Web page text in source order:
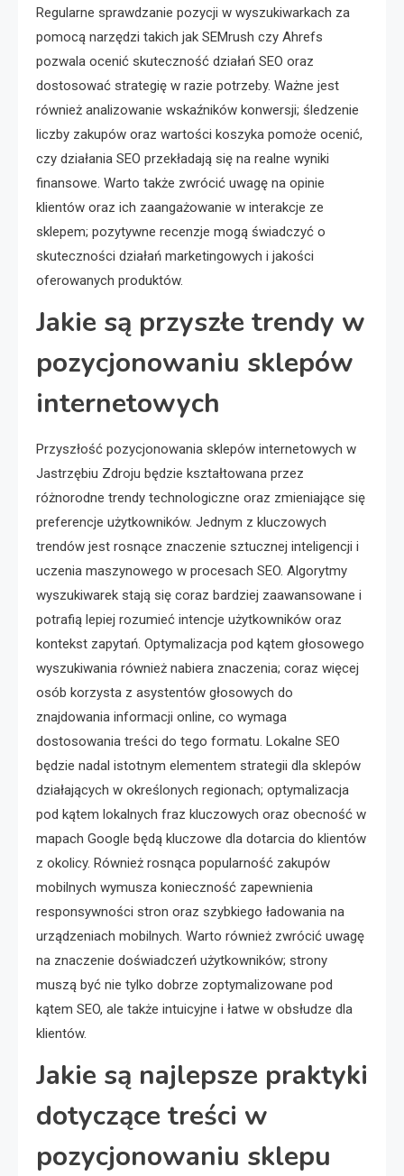
Regularne sprawdzanie pozycji w wyszukiwarkach za
pomocą narzędzi takich jak SEMrush czy Ahrefs
pozwala ocenić skuteczność działań SEO oraz
dostosować strategię w razie potrzeby. Ważne jest
również analizowanie wskaźników konwersji; śledzenie
liczby zakupów oraz wartości koszyka pomoże ocenić,
czy działania SEO przekładają się na realne wyniki
finansowe. Warto także zwrócić uwagę na opinie
klientów oraz ich zaangażowanie w interakcje ze
sklepem; pozytywne recenzje mogą świadczyć o
skuteczności działań marketingowych i jakości
oferowanych produktów.
Jakie są przyszłe trendy w
pozycjonowaniu sklepów
internetowych
Przyszłość pozycjonowania sklepów internetowych w
Jastrzębiu Zdroju będzie kształtowana przez
różnorodne trendy technologiczne oraz zmieniające się
preferencje użytkowników. Jednym z kluczowych
trendów jest rosnące znaczenie sztucznej inteligencji i
uczenia maszynowego w procesach SEO. Algorytmy
wyszukiwarek stają się coraz bardziej zaawansowane i
potrafią lepiej rozumieć intencje użytkowników oraz
kontekst zapytań. Optymalizacja pod kątem głosowego
wyszukiwania również nabiera znaczenia; coraz więcej
osób korzysta z asystentów głosowych do
znajdowania informacji online, co wymaga
dostosowania treści do tego formatu. Lokalne SEO
będzie nadal istotnym elementem strategii dla sklepów
działających w określonych regionach; optymalizacja
pod kątem lokalnych fraz kluczowych oraz obecność w
mapach Google będą kluczowe dla dotarcia do klientów
z okolicy. Również rosnąca popularność zakupów
mobilnych wymusza konieczność zapewnienia
responsywności stron oraz szybkiego ładowania na
urządzeniach mobilnych. Warto również zwrócić uwagę
na znaczenie doświadczeń użytkowników; strony
muszą być nie tylko dobrze zoptymalizowane pod
kątem SEO, ale także intuicyjne i łatwe w obsłudze dla
klientów.
Jakie są najlepsze praktyki
dotyczące treści w
pozycjonowaniu sklepu